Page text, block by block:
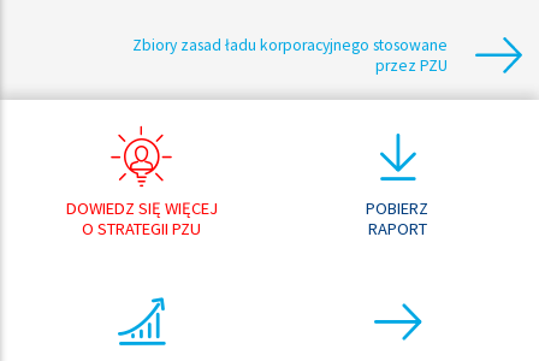
Zbiory zasad ładu korporacyjnego stosowane
przez PZU
DOWIEDZ SIĘ WIĘCEJ
O STRATEGII PZU
POBIERZ
RAPORT